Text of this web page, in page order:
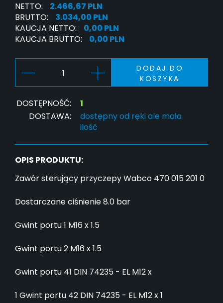
NETTO:
2.466,67 PLN
BRUTTO:
3.034,00 PLN
KAUCJA NETTO:
0,00 PLN
KAUCJA BRUTTO:
0,00 PLN
DODAJ DO
KOSZYKA
DOSTĘPNOŚĆ:
1
DOSTAWA:
dostępny od ręki ale mała
ilość
OPIS PRODUKTU:
Zawór sterujący przyczepy Wabco 470 015 201 0
Dostarczane ciśnienie 8.0 bar
Gwint portu 1 M16 x 1.5
Gwint portu 2 M16 x 1.5
Gwint portu 41 DIN 74235 - EL M12 x
1 Gwint portu 42 DIN 74235 - EL M12 x 1